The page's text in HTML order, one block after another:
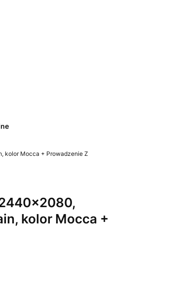
kolor Mocca + Prowadzenie Z
kolor Mocca +